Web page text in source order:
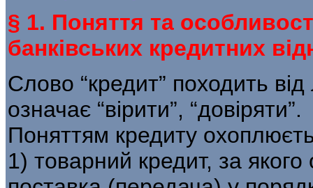
§ 1. Поняття та
банківських кредитних
Слово “кредит” походить від
означає “вірити”, “довіряти”.
Поняттям кредиту
1) товарний кредит, за